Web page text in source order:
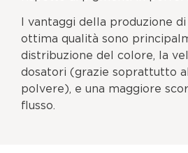
I vantaggi della produzione
ottima qualità sono
distribuzione del colore, la
dosatori (grazie soprattutto
polvere), e una maggiore
flusso.